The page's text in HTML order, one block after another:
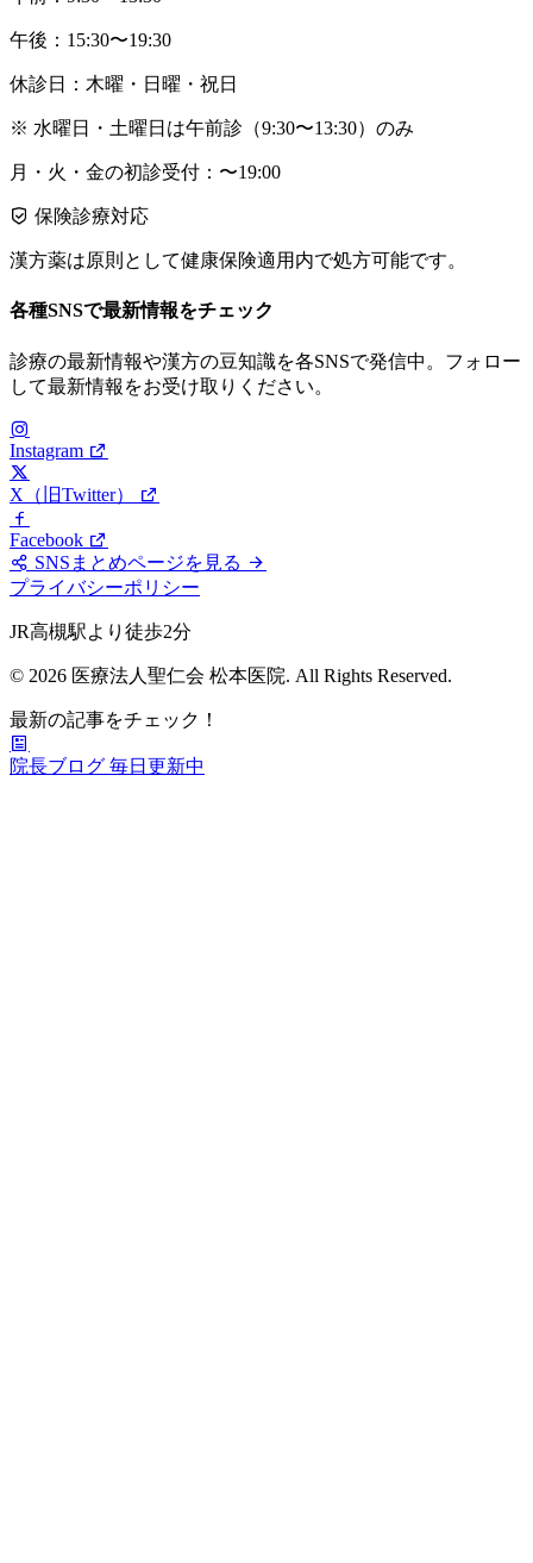
午後：15:30〜19:30
休診日：木曜・日曜・祝日
※ 水曜日・土曜日は午前診（9:30〜13:30）のみ
月・火・金の初診受付：〜19:00
保険診療対応
漢方薬は原則として健康保険適用内で処方可能です。
各種SNSで最新情報をチェック
診療の最新情報や漢方の豆知識を各SNSで発信中。フォロー
して最新情報をお受け取りください。
Instagram
X（旧Twitter）
Facebook
SNSまとめページを見る
プライバシーポリシー
JR高槻駅より徒歩2分
© 2026 医療法人聖仁会 松本医院. All Rights Reserved.
最新の記事をチェック！
院長ブログ 毎日更新中